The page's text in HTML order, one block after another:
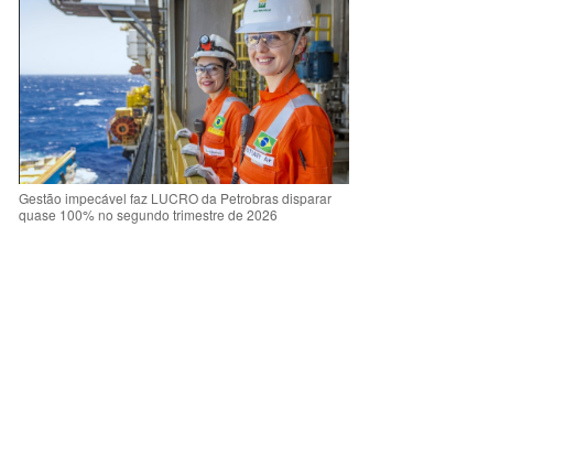
Gestão impecável faz LUCRO da Petrobras disparar
quase 100% no segundo trimestre de 2026